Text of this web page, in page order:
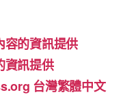
gr
u
b
e
容的資訊提供
資訊提供
台灣繁體中文